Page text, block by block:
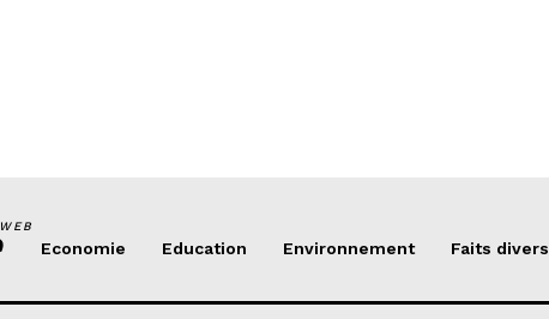
WEB
Economie Education Environnement Faits divers